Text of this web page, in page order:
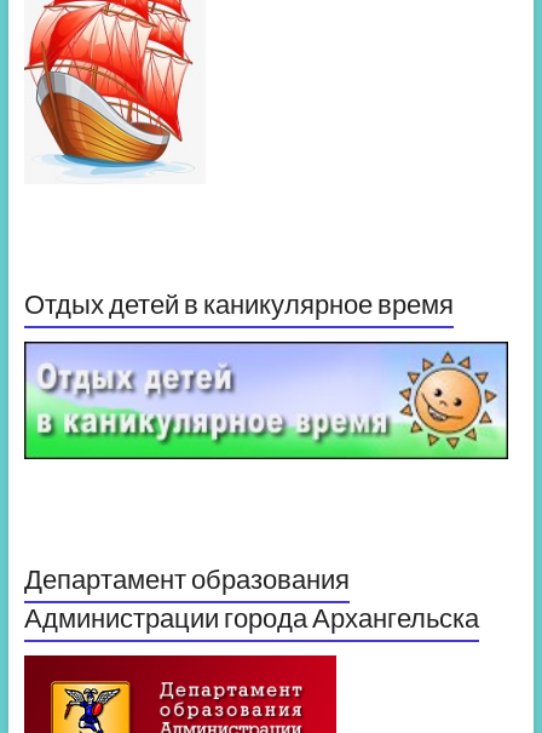
Отдых детей в каникулярное время
Департамент образования
Администрации города Архангельска